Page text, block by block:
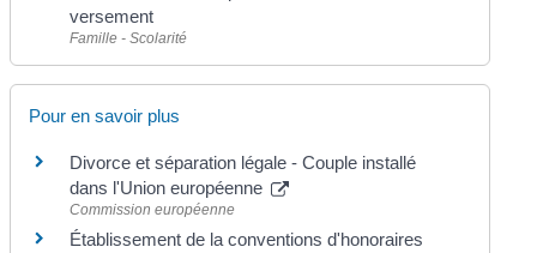
versement
Famille - Scolarité
Pour en savoir plus
Divorce et séparation légale - Couple installé
dans l'Union européenne
Commission européenne
Établissement de la conventions d'honoraires